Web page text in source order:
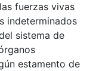
fuerzas vivas
indeterminados
sistema de
estamento de